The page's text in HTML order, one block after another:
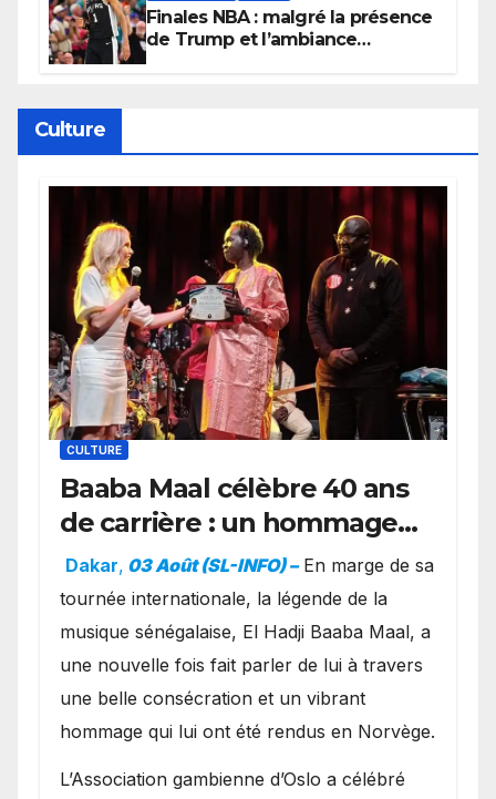
Finales NBA : malgré la présence
de Trump et l’ambiance
Culture
CULTURE
Baaba Maal célèbre 40 ans
de carrière : un hommage
exceptionnel à Oslo en
présence de la famille
royale.
Dakar, 03 Août (SL-INFO) – ​En marge de sa
tournée internationale, la légende de la
musique sénégalaise, El Hadji Baaba Maal, a
une nouvelle fois fait parler de lui à travers
une belle consécration et un vibrant
hommage qui lui ont été rendus en Norvège.
​L’Association gambienne d’Oslo a célébré